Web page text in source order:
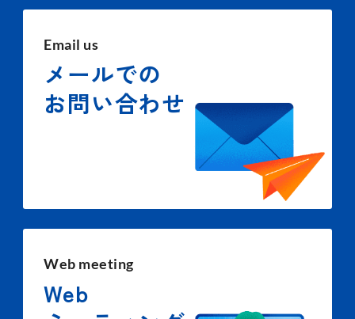
Email us
メールでの
お問い合わせ
Web meeting
Web